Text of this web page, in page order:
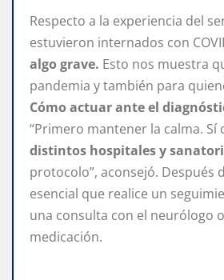
Respecto a la experiencia del
estuvieron internados con
algo grave. Esto nos muestra
pandemia y también para
Cómo actuar ante el
“Primero mantener la calma. Sí
distintos hospitales y
protocolo”, aconsejó. Después
esencial que realice un
una consulta con el neurólogo
medicación.